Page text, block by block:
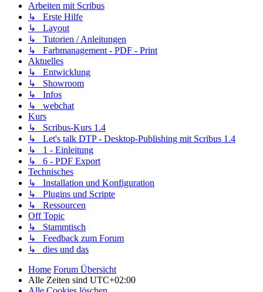
Arbeiten mit Scribus
↳ Erste Hilfe
↳ Layout
↳ Tutorien / Anleitungen
↳ Farbmanagement - PDF - Print
Aktuelles
↳ Entwicklung
↳ Showroom
↳ Infos
↳ webchat
Kurs
↳ Scribus-Kurs 1.4
↳ Let's talk DTP - Desktop-Publishing mit Scribus 1.4
↳ 1 - Einleitung
↳ 6 - PDF Export
Technisches
↳ Installation und Konfiguration
↳ Plugins und Scripte
↳ Ressourcen
Off Topic
↳ Stammtisch
↳ Feedback zum Forum
↳ dies und das
Home Forum Übersicht
Alle Zeiten sind UTC+02:00